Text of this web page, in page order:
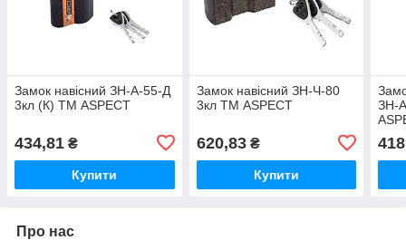
Замок навiсний ЗН-А-55-Д
3кл (К) ТМ ASPECT
434,81 ₴
Купити
Замок навісний ЗН-Ч-80
3кл ТМ ASPECT
620,83₴
Купити
ЗН-
Про нас